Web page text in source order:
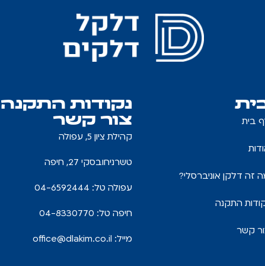
בית
זה דלקן אוניברסלי?
התקנה
קשר
נקודות התקנה
צור קשר
קהילת ציון 5, עפולה
טשרניחובסקי 27, חיפה
עפולה טל: 04-6592444
חיפה טל: 04-8330770
מייל: office@dlakim.co.il